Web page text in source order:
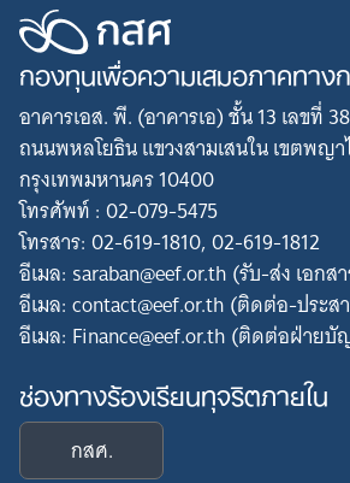
กองทุนเพื่อความเสมอภาคทาง
อาคารเอส. พี. (อาคารเอ) ชั้น 13 เลขที่
ถนนพหลโยธิน แขวงสามเสนใน เขตพญา
กรุงเทพมหานคร 10400
โทรศัพท์ : 02-079-5475
โทรสาร: 02-619-1810, 02-619-1812
อีเมล: saraban@eef.or.th (รับ-ส่ง เอกส
อีเมล: contact@eef.or.th (ติดต่อ-ประส
อีเมล: Finance@eef.or.th (ติดต่อฝ่ายบั
ช่องทางร้องเรียนทุจริตภายใน
กสศ.